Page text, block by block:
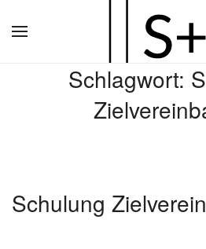
Hauptinhalt
springenSchlagwort:
Schulung